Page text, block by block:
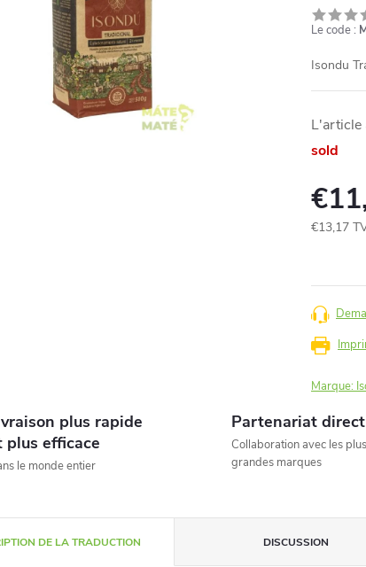
Le code :
Isondu
L'article
sold
€13,17
la
mesure:
Marque:
plus rapide
plus efficace
le monde entier
Partenariat direct
Collaboration avec les plus
grandes marques
DE LA TRADUCTION DISCUSSION